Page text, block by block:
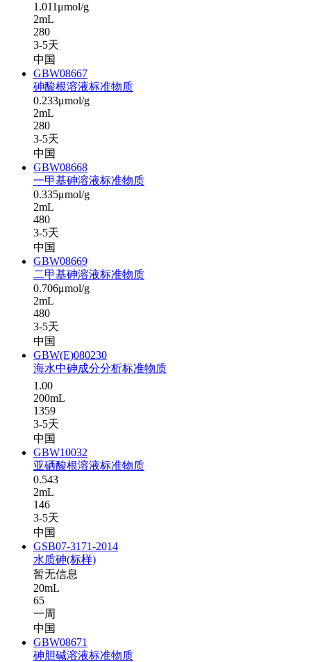
1.011μmol/g
2mL
280
3-5天
中国
GBW08667
砷酸根溶液标准物质
0.233μmol/g
2mL
280
3-5天
中国
GBW08668
一甲基砷溶液标准物质
0.335μmol/g
2mL
480
3-5天
中国
GBW08669
二甲基砷溶液标准物质
0.706μmol/g
2mL
480
3-5天
中国
GBW(E)080230
海水中砷成分分析标准物质
1.00
200mL
1359
3-5天
中国
GBW10032
亚硒酸根溶液标准物质
0.543
2mL
146
3-5天
中国
GSB07-3171-2014
水质砷(标样)
暂无信息
20mL
65
一周
中国
GBW08671
砷胆碱溶液标准物质